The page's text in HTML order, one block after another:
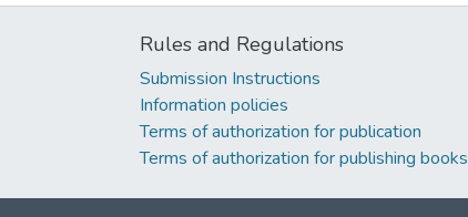
Rules and Regulations
Submission Instructions
Information policies
Terms of authorization for publication
Terms of authorization for publishing books